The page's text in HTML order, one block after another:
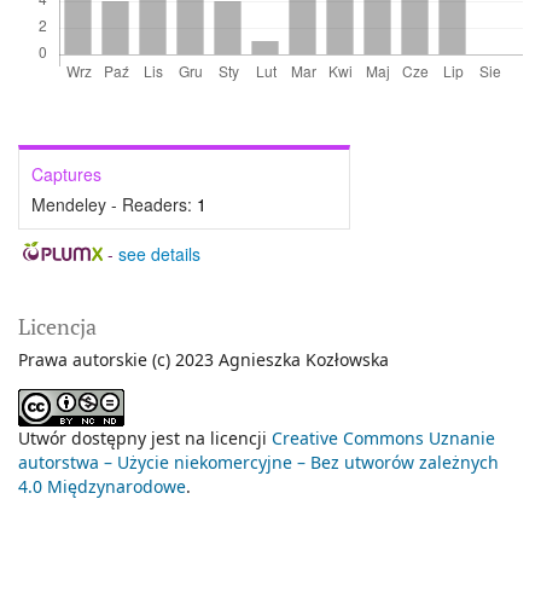
Captures
Mendeley - Readers: 1
- see details
Licencja
Prawa autorskie (c) 2023 Agnieszka Kozłowska
Utwór dostępny jest na licencji Creative Commons Uznanie
autorstwa – Użycie niekomercyjne – Bez utworów zależnych
4.0 Międzynarodowe.